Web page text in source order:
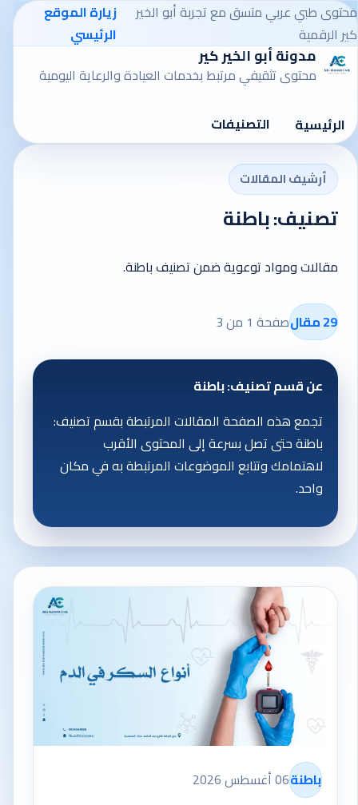
محتوى طبي عربي متسق مع تجربة أبو الخير
كير الرقمية
زيارة الموقع
الرئيسي
مدونة أبو الخير كير
محتوى تثقيفي مرتبط بخدمات العيادة والرعاية اليومية
الرئيسية التصنيفات
أرشيف المقالات
تصنيف: باطنة
مقالات ومواد توعوية ضمن تصنيف باطنة.
29 مقال صفحة 1 من 3
عن قسم تصنيف: باطنة
تجمع هذه الصفحة المقالات المرتبطة بقسم تصنيف:
باطنة حتى تصل بسرعة إلى المحتوى الأقرب
لاهتمامك وتتابع الموضوعات المرتبطة به في مكان
واحد.
باطنة06 أغسطس 2026